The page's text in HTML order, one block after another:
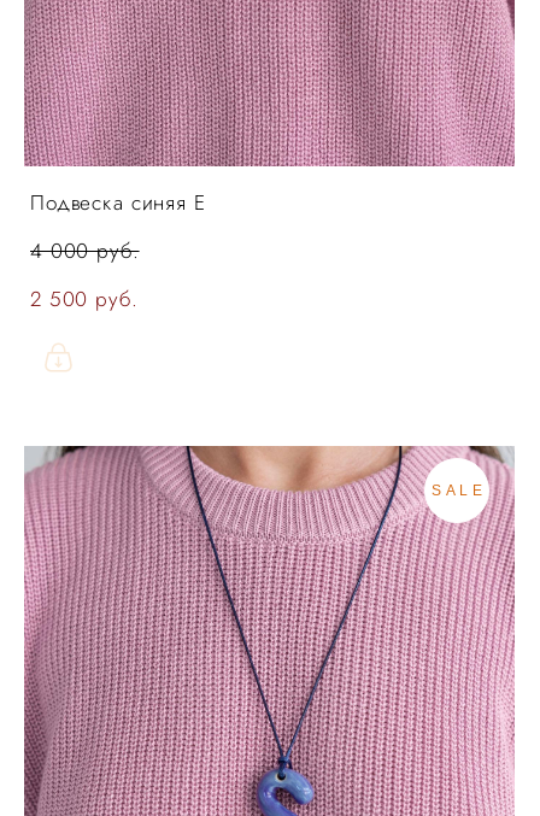
Подвеска синяя Е
4 000 pуб.
2 500 pуб.
SALE